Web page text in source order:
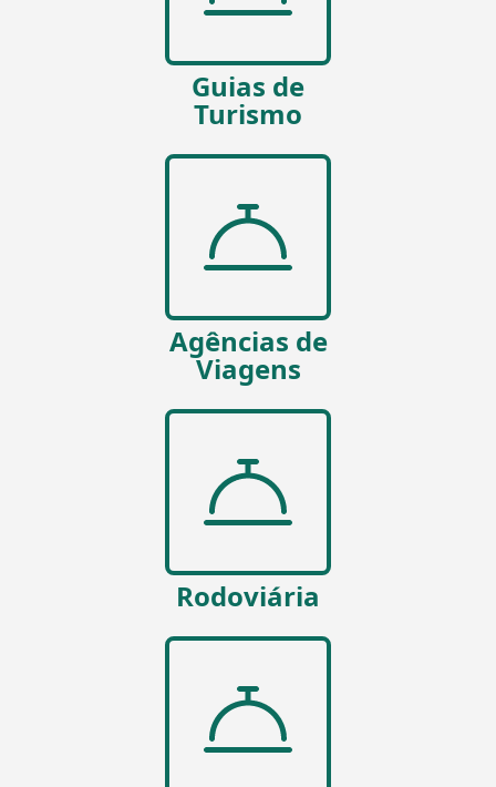
Guias de
Turismo
Agências de
Viagens
Rodoviária